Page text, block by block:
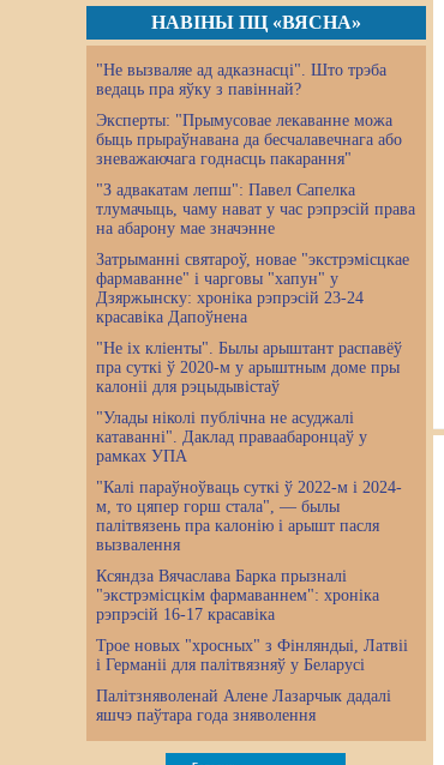
НАВІНЫ ПЦ «ВЯСНА»
"Не вызваляе ад адказнасці". Што трэба
ведаць пра яўку з павіннай?
Эксперты: "Прымусовае лекаванне можа
быць прыраўнавана да бесчалавечнага або
зневажаючага годнасць пакарання"
"З адвакатам лепш": Павел Сапелка
тлумачыць, чаму нават у час рэпрэсій права
на абарону мае значэнне
Затрыманні святароў, новае "экстрэмісцкае
фармаванне" і чарговы "хапун" у
Дзяржынску: хроніка рэпрэсій 23-24
красавіка Дапоўнена
"Не іх кліенты". Былы арыштант распавёў
пра суткі ў 2020-м у арыштным доме пры
калоніі для рэцыдывістаў
"Улады ніколі публічна не асуджалі
катаванні". Даклад праваабаронцаў у
рамках УПА
"Калі параўноўваць суткі ў 2022-м і 2024-
м, то цяпер горш стала", — былы
палітвязень пра калонію і арышт пасля
вызвалення
Ксяндза Вячаслава Барка прызналі
"экстрэмісцкім фармаваннем": хроніка
рэпрэсій 16-17 красавіка
Трое новых "хросных" з Фінляндыі, Латвіі
і Германіі для палітвязняў у Беларусі
Палітзняволенай Алене Лазарчык дадалі
яшчэ паўтара года зняволення